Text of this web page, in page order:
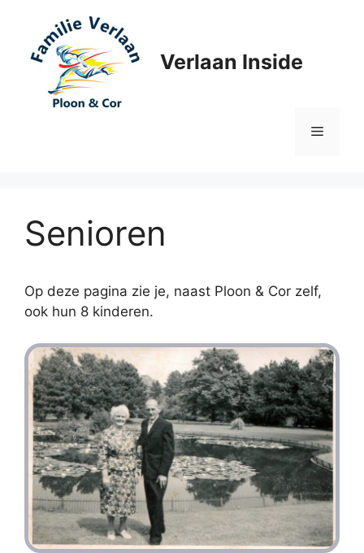
Verlaan Inside
Menu
Senioren
Op deze pagina zie je, naast Ploon & Cor zelf,
ook hun 8 kinderen.